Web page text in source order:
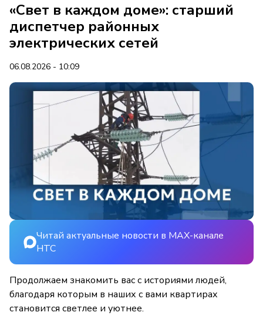
«Свет в каждом доме»: старший
диспетчер районных
электрических сетей
06.08.2026 - 10:09
Читай актуальные новости в MAX-канале
НТС
Продолжаем знакомить вас с историями людей,
благодаря которым в наших с вами квартирах
становится светлее и уютнее.